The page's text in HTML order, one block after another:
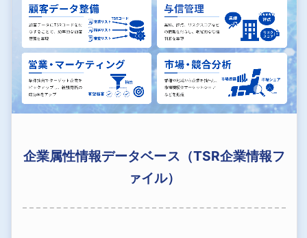
企業属性情報データベース（TSR企業情報フ
ァイル）